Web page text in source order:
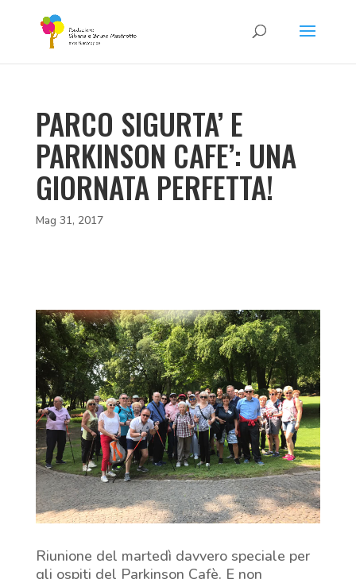
PARCO SIGURTA’ E
PARKINSON CAFE’: UNA
GIORNATA PERFETTA!
Mag 31, 2017
Riunione del martedì davvero speciale per
gli ospiti del Parkinson Cafè. E non